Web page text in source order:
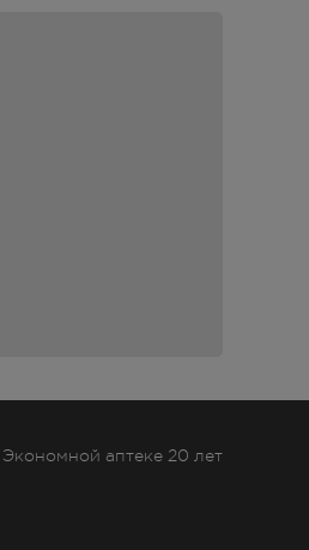
Экономной аптеке 20 лет